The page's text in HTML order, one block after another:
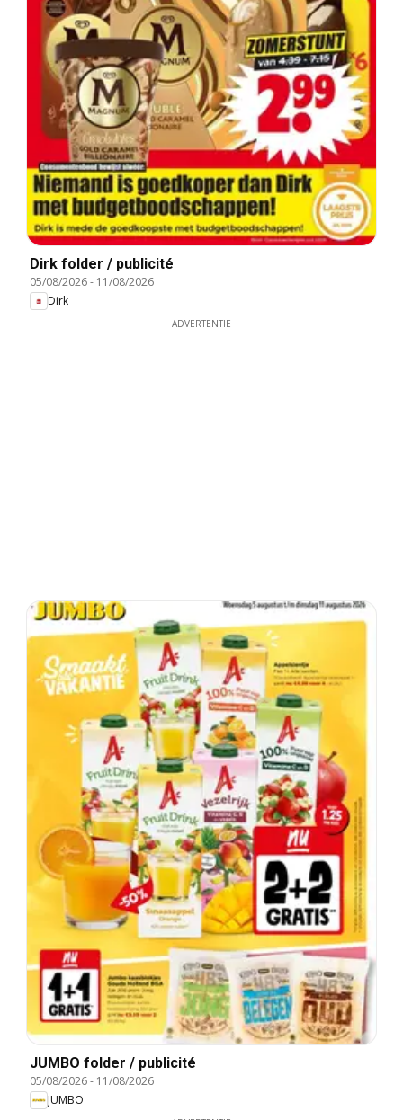
Dirk folder / publicité
05/08/2026- 11/08/2026
Dirk
ADVERTENTIE
JUMBO folder / publicité
05/08/2026- 11/08/2026
JUMBO